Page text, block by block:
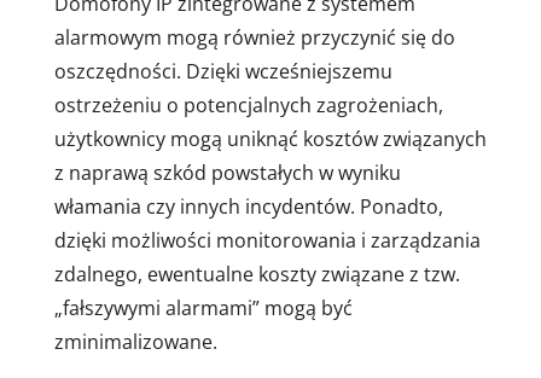
alarmowym mogą również przyczynić się do
oszczędności. Dzięki wcześniejszemu
ostrzeżeniu o potencjalnych zagrożeniach,
użytkownicy mogą uniknąć kosztów związanych
z naprawą szkód powstałych w wyniku
włamania czy innych incydentów. Ponadto,
dzięki możliwości monitorowania i zarządzania
zdalnego, ewentualne koszty związane z tzw.
„fałszywymi alarmami” mogą być
zminimalizowane.